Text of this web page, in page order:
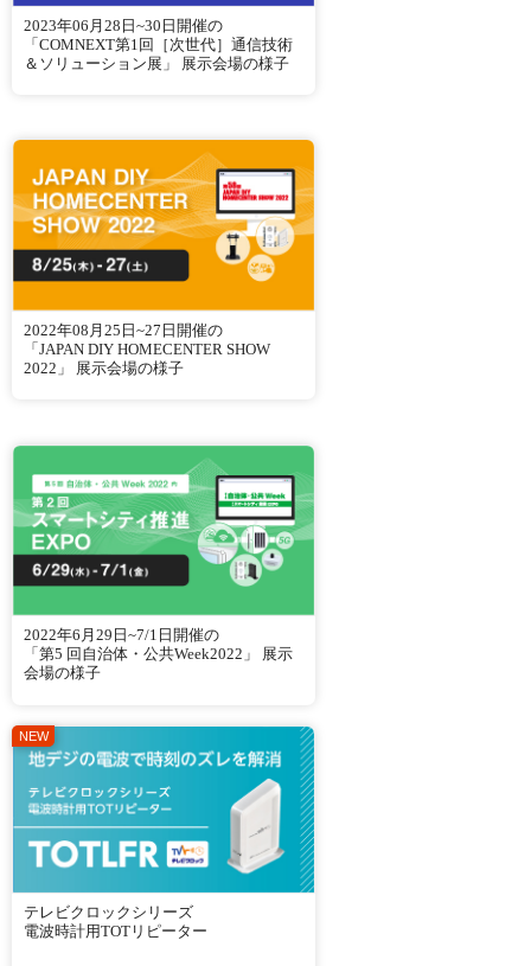
2023年06月28日~30日開催の
「COMNEXT第1回［次世代］通信技術
＆ソリューション展」 展示会場の様子
2022年08月25日~27日開催の
「JAPAN DIY HOMECENTER SHOW
2022」 展示会場の様子
2022年6月29日~7/1日開催の
「第5 回自治体・公共Week2022」 展示
会場の様子
テレビクロックシリーズ
電波時計用TOTリピーター